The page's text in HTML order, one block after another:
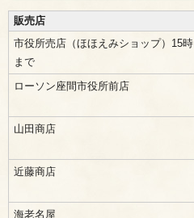
販売店
市役所売店（ほほえみショップ）15時
まで
ローソン座間市役所前店
山田商店
近藤商店
海老名屋